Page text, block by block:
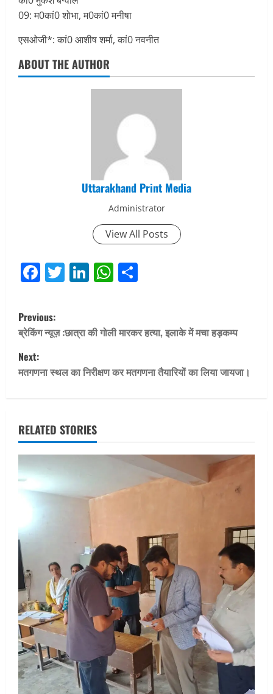
09: म0कां0 शोभा, म0कां0 मनीषा
एसओजी*: कां0 आशीष शर्मा, कां0 नवनीत
ABOUT THE AUTHOR
Uttarakhand Print Media
Administrator
View All Posts
Facebook
Twitter
LinkedIn
WhatsApp
P
o
s
a
v
a
t
i
o
n
Previous:
ब्रेकिंग न्यूज़ :छात्रा की गोली मारकर हत्या, इलाके में मचा हड़कम्प
Next:
मतगणना स्थल का निरीक्षण कर मतगणना तैयारियों का लिया जायजा।
RELATED STORIES